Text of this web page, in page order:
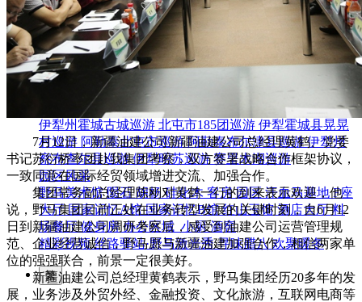
视觉文化
全部
视觉文化
汗血马助力新疆文旅
伊犁州霍城古城巡游 北屯市185团巡游 伊犁霍城县晃晃
村巡游 阿勒泰北屯市巡游 阿勒泰布尔津县巡游 伊犁州
察布查尔县巡游 伊犁昭苏巡游 赛里木湖巡游
园区风采
野马美术馆 陨石 胡杨 硅化木 客房 园区 汗血马基地 F座
大厅 国家记忆A馆 国家记忆B馆 红山玉馆 酒店大厅 料
场餐厅 健身房 办公区域 小厨 酒窖
精彩视频 丝路驿站·野马激光秀 寻味腊八 欢聚暖冬
繁
7月12日，新疆油建公司新疆油建公司总经理黄鹤、党委
书记苏衍桥率团赴我集团考察，双方签署战略合作框架协议，
一致同意在国际经贸领域增进交流、加强合作。
集团常务副总经理陈刚对黄鹤一行的到来表示欢迎，他
说，野马集团目前正处在业务转型发展的关键时刻，自6月12
日到新疆油建公司调研考察后，感受到油建公司运营管理规
范、企业经营诚信，野马愿与新疆油建加强合作，相信两家单
位的强强联合，前景一定很美好。
新疆油建公司总经理黄鹤表示，野马集团经历20多年的发
展，业务涉及外贸外经、金融投资、文化旅游，互联网电商等